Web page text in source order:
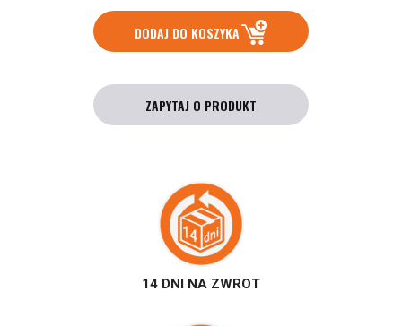
DODAJ DO KOSZYKA
ZAPYTAJ O PRODUKT
14 DNI NA ZWROT